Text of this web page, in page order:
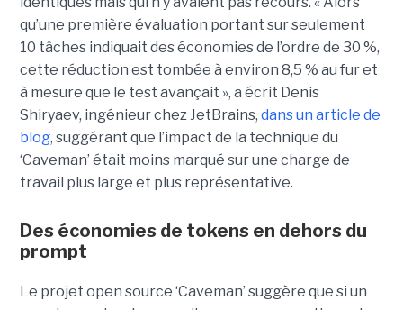
qu’une première évaluation portant sur seulement
10 tâches indiquait des économies de l’ordre de 30 %,
cette réduction est tombée à environ 8,5 % au fur et
à mesure que le test avançait », a écrit Denis
Shiryaev, ingénieur chez JetBrains, dans un article de
blog, suggérant que l’impact de la technique du
‘Caveman’ était moins marqué sur une charge de
travail plus large et plus représentative.
Des économies de tokens en dehors du
prompt
Le projet open source ‘Caveman’ suggère que si un